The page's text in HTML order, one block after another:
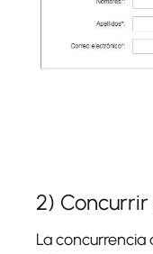
2)
La concurrencia